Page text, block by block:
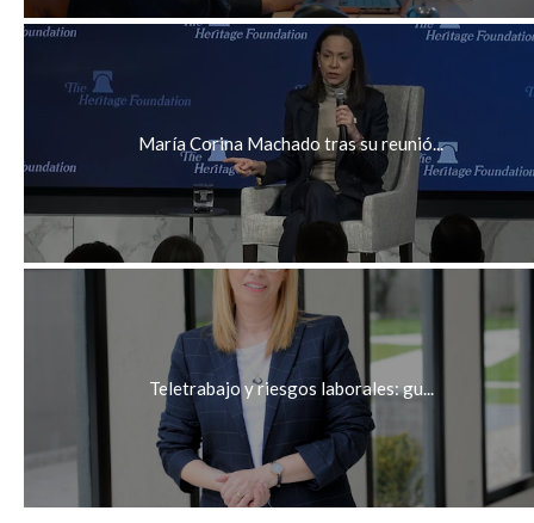
María Corina Machado tras su reunió...
Teletrabajo y riesgos laborales: gu...